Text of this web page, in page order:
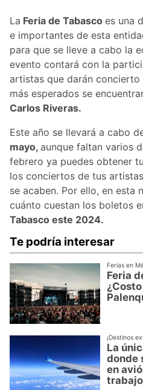
La Feria de Tabasco es una
e importantes de esta
para que se lleve a cabo la
evento contará con la
artistas que darán concierto
más esperados se
Carlos Riveras.
Este año se llevará a cabo
mayo, aunque faltan varios
febrero ya puedes obtener
los conciertos de tus
se acaben. Por ello, en esta
cuánto cuestan los boletos
Tabasco este 2024.
Te podría interesar
Ferias en
Feria
¡Destinos
La
donde
en
trabajo